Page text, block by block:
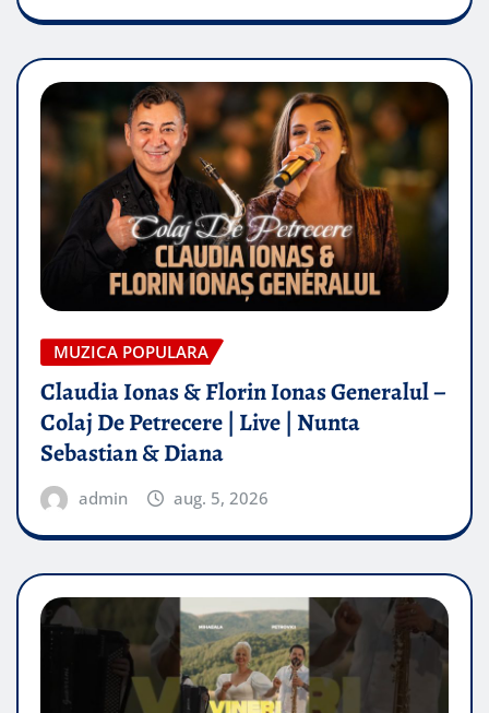
MUZICA POPULARA
Claudia Ionas & Florin Ionas Generalul –
Colaj De Petrecere | Live | Nunta
Sebastian & Diana
admin aug. 5, 2026